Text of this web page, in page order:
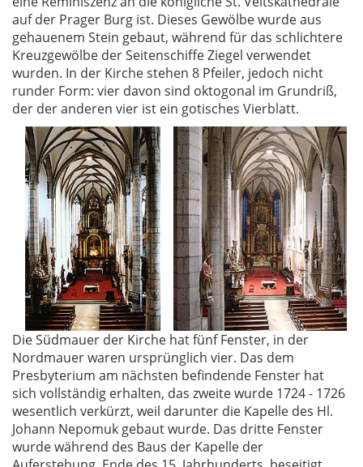
auf der Prager Burg ist. Dieses Gewölbe wurde aus
gehauenem Stein gebaut, während für das schlichtere
Kreuzgewölbe der Seitenschiffe Ziegel verwendet
wurden. In der Kirche stehen 8 Pfeiler, jedoch nicht
runder Form: vier davon sind oktogonal im Grundriß,
der der anderen vier ist ein gotisches Vierblatt.
Die Südmauer der Kirche hat fünf Fenster, in der
Nordmauer waren ursprünglich vier. Das dem
Presbyterium am nächsten befindende Fenster hat
sich vollständig erhalten, das zweite wurde 1724 - 1726
wesentlich verkürzt, weil darunter die Kapelle des Hl.
Johann Nepomuk gebaut wurde. Das dritte Fenster
wurde während des Baus der Kapelle der